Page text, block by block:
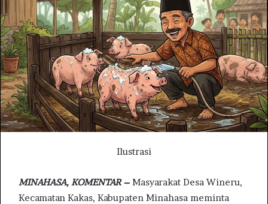
a
n
e
m
a
i
l
Ilustrasi
MINAHASA, KOMENTAR – Masyarakat Desa Wineru,
Kecamatan Kakas, Kabupaten Minahasa meminta